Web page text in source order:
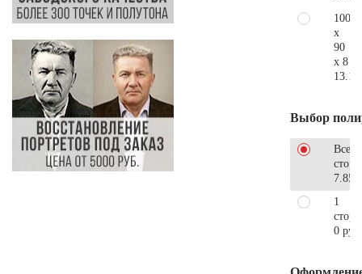
100
x
90
x 8
Выбор
Все
1
0 руб.